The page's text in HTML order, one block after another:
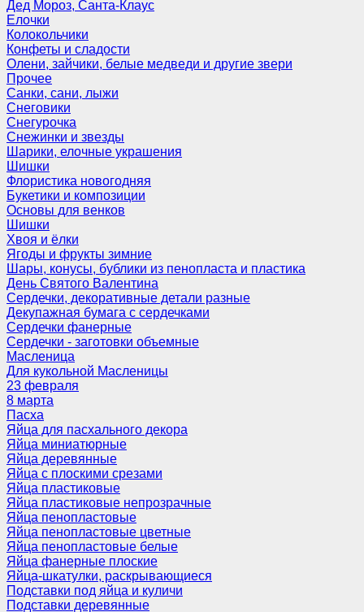
Дед Мороз, Санта-Клаус
Елочки
Колокольчики
Конфеты и сладости
Олени, зайчики, белые медведи и другие звери
Прочее
Санки, сани, лыжи
Снеговики
Снегурочка
Снежинки и звезды
Шарики, елочные украшения
Шишки
Флористика новогодняя
Букетики и композиции
Основы для венков
Шишки
Хвоя и ёлки
Ягоды и фрукты зимние
Шары, конусы, бублики из пенопласта и пластика
День Святого Валентина
Сердечки, декоративные детали разные
Декупажная бумага с сердечками
Сердечки фанерные
Сердечки - заготовки объемные
Масленица
Для кукольной Масленицы
23 февраля
8 марта
Пасха
Яйца для пасхального декора
Яйца миниатюрные
Яйца деревянные
Яйца с плоскими срезами
Яйца пластиковые
Яйца пластиковые непрозрачные
Яйца пенопластовые
Яйца пенопластовые цветные
Яйца пенопластовые белые
Яйца фанерные плоские
Яйца-шкатулки, раскрывающиеся
Подставки под яйца и куличи
Подставки деревянные